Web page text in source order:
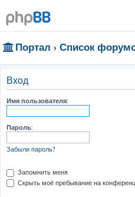
Портал Список
Вход
Имя пользователя:
Пароль:
Забыли пароль?
Запомнить меня
Скрыть моё пребывание на